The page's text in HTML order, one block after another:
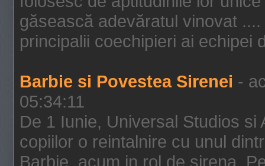
găsească adevăratul vinovat
principalii coechipieri ai echipei
Barbie si Povestea Sirenei -
05:34:11
De 1 Iunie, Universal Studios si
copiilor o reintalnire cu unul
Barbie, acum in rol de sirena.